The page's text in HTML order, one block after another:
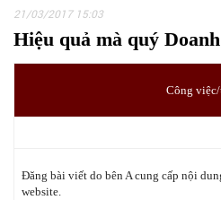
21/03/2017 15:03
Hiệu quả mà quý
Công
Đăng bài viết do bên A cung cấp nội
website.